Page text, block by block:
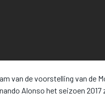
van de voorstelling van de
Alonso het seizoen 2017